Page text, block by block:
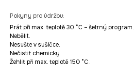
Pokyny pro údržbu:
Prát při max. teplotě 30 °C – šetrný program.
Nebělit.
Nesušte v sušičce.
Nečistit chemicky.
Žehlit při max. teplotě 150 °C.